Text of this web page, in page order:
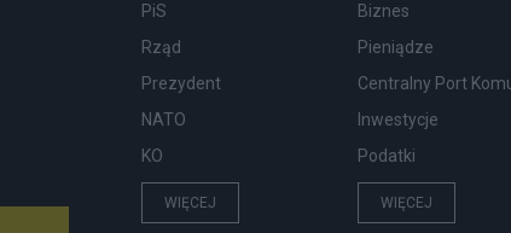
PiS
Rząd
Prezydent
NATO
KO
WIĘCEJ
Biznes
Pieniądze
Centralny Port
Inwestycje
Podatki
WIĘCEJ